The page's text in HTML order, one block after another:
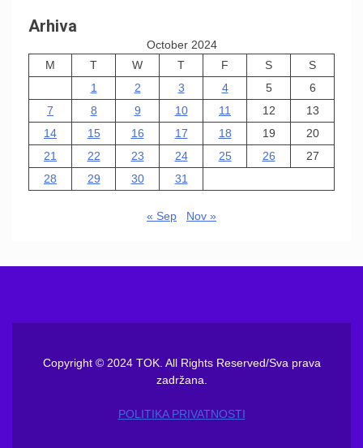
Arhiva
October 2024
M
T W T F S
S
1
2 3 4 5
6
7
8 9 10 11 12
13
14
15 16 17 18 19
20
21
22 23 24 25 26
27
28
29 30 31
« Sep Nov »
Copyright © 2024 TOK. All Rights Reserved/Sva prava
zadržana.
POLITIKA PRIVATNOSTI